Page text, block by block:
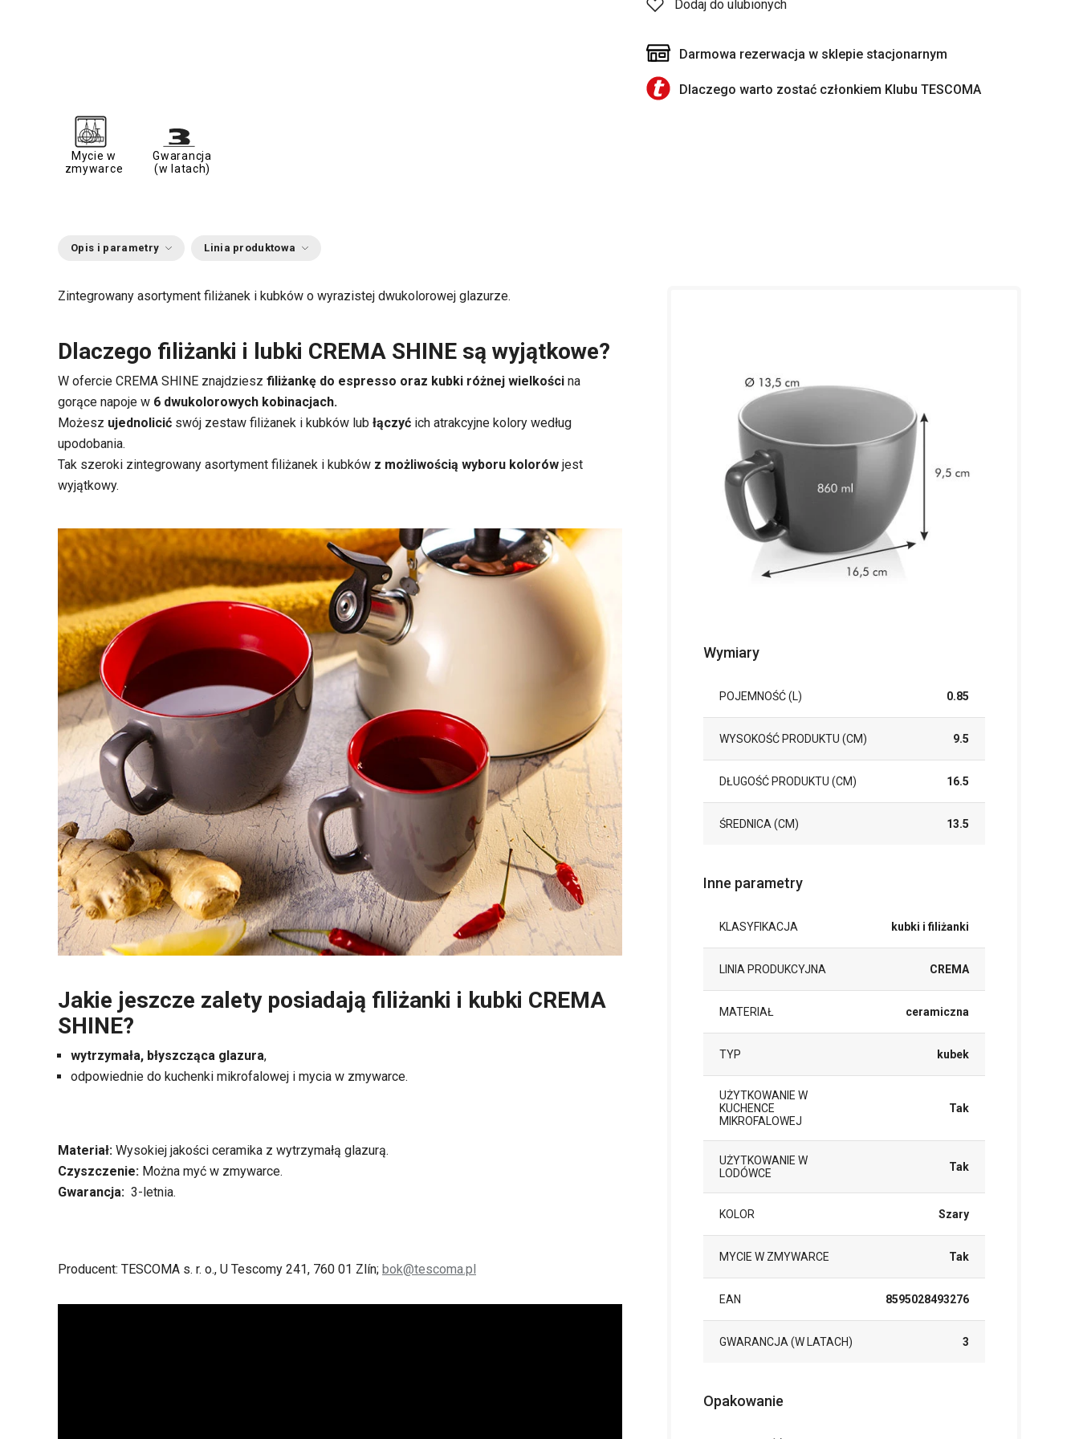
Dodaj do ulubionych
Darmowa rezerwacja w sklepie stacjonarnym
Dlaczego warto zostać członkiem Klubu TESCOMA
Mycie w
zmywarce
Gwarancja
(w latach)
Opis i parametry Linia produktowa
Zintegrowany asortyment filiżanek i kubków o wyrazistej dwukolorowej glazurze.
Dlaczego filiżanki i lubki CREMA SHINE są wyjątkowe?
W ofercie CREMA SHINE znajdziesz filiżankę do espresso oraz kubki różnej wielkości na
gorące napoje w 6 dwukolorowych kobinacjach.
Możesz ujednolicić swój zestaw filiżanek i kubków lub łączyć ich atrakcyjne kolory według
upodobania.
Tak szeroki zintegrowany asortyment filiżanek i kubków z możliwością wyboru kolorów jest
wyjątkowy.
Jakie jeszcze zalety posiadają filiżanki i kubki CREMA
SHINE?
wytrzymała, błyszcząca glazura,
odpowiednie do kuchenki mikrofalowej i mycia w zmywarce.
Materiał: Wysokiej jakości ceramika z wytrzymałą glazurą.
Czyszczenie: Można myć w zmywarce.
Gwarancja: 3-letnia.
Producent: TESCOMA s. r. o., U Tescomy 241, 760 01 Zlín; bok@tescoma.pl
Wymiary
POJEMNOŚĆ (L) 0.85
WYSOKOŚĆ PRODUKTU (CM) 9.5
DŁUGOŚĆ PRODUKTU (CM) 16.5
ŚREDNICA (CM) 13.5
Inne parametry
KLASYFIKACJA kubki i filiżanki
LINIA PRODUKCYJNA CREMA
MATERIAŁ ceramiczna
TYP kubek
UŻYTKOWANIE W
KUCHENCE
MIKROFALOWEJ
Tak
UŻYTKOWANIE W
LODÓWCE
Tak
KOLOR Szary
MYCIE W ZMYWARCE Tak
EAN 8595028493276
GWARANCJA (W LATACH) 3
Opakowanie